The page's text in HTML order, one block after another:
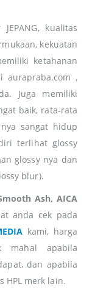
kualitas
kekuatan
ketahanan
aurapraba.com ,
Juga memiliki
baik, rata-rata
sangat hidup
terlihat glossy
glossy nya dan
blur).
Ash, AICA
anda cek pada
kami, harga
mahal apabila
dan apabila
HPL merk lain.